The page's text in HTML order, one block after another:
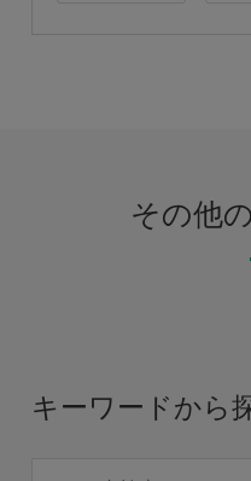
その他
キーワードから